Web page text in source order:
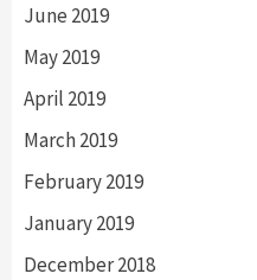
June 2019
May 2019
April 2019
March 2019
February 2019
January 2019
December 2018